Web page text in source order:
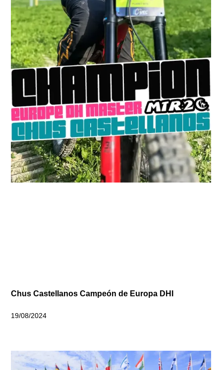
Chus Castellanos Campeón de Europa DHI
19/08/2024